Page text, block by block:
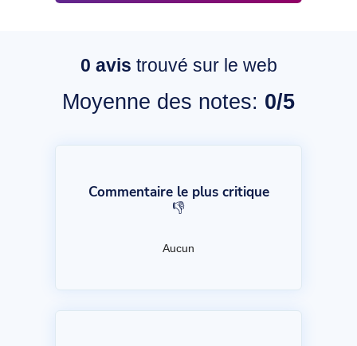
0 avis trouvé sur le web
Moyenne des notes: 0/5
Commentaire le plus critique
👎
Aucun